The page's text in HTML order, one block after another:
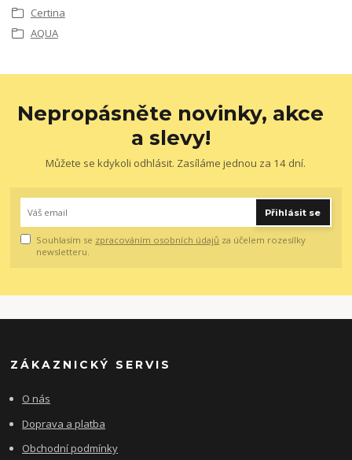
Certina
AQUA
Nepropásněte novinky, akce
a slevy!
Můžete se kdykoli odhlásit. Zasíláme jednou za 14 dní.
Přihlásit se
Souhlasím se zpracováním osobních údajů za účelem rozesílky
newsletteru.
ZÁKAZNICKÝ SERVIS
O nás
Doprava a platba
Obchodní podmínky